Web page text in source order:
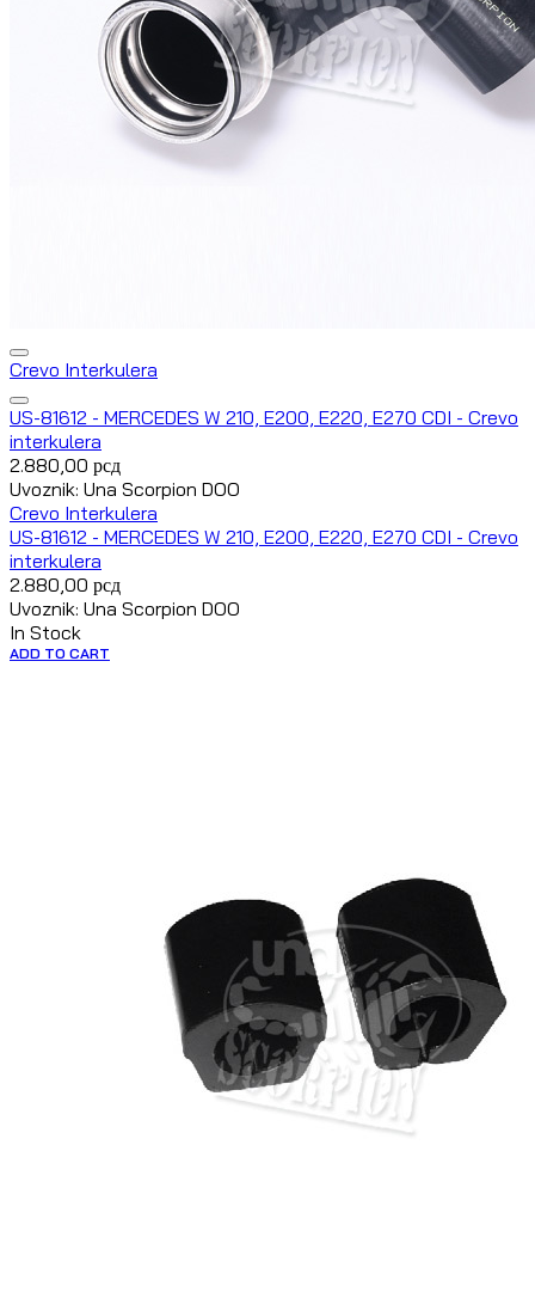
Crevo Interkulera
US-81612 - MERCEDES W 210, E200, E220, E270 CDI - Crevo
interkulera
2.880,00 рсд
Uvoznik: Una Scorpion DOO
Crevo Interkulera
US-81612 - MERCEDES W 210, E200, E220, E270 CDI - Crevo
interkulera
2.880,00 рсд
Uvoznik: Una Scorpion DOO
In Stock
ADD TO CART